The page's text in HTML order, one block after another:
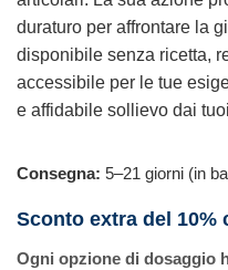
duraturo per affrontare la
disponibile senza ricetta,
accessibile per le tue
e affidabile sollievo dai
Consegna: 5–21 giorni (in
Sconto extra del 10%
Ogni opzione di dosaggio